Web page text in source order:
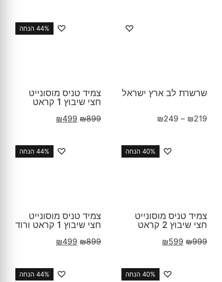
♡
שרשרת לב ארץ ישראל
₪219
–
₪249
44% הנחה ♡
צמיד טניס מוסונייט
חצי שיבוץ 1 קראט
₪899
₪499
40% הנחה ♡
צמיד טניס מוסונייט
חצי שיבוץ 2 קראט
₪999
₪599
44% הנחה ♡
צמיד טניס מוסונייט
חצי שיבוץ 1 קראט ורוד
₪899
₪499
40% הנחה ♡ 44% הנחה ♡